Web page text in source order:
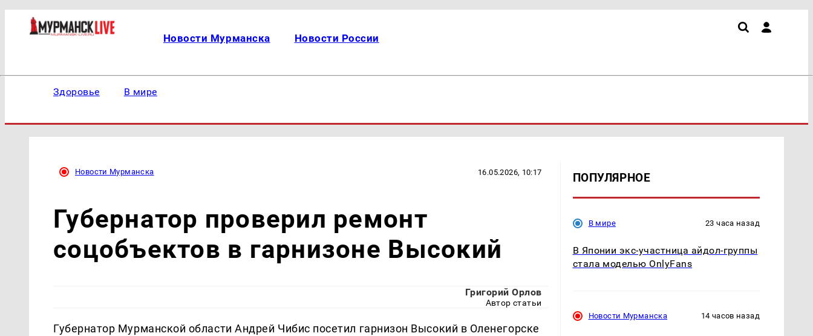
Новости Мурманска Новости России
Здоровье В мире
Новости Мурманска 16.05.2026, 10:17
Губернатор проверил ремонт
соцобъектов в гарнизоне Высокий
Григорий Орлов
Автор статьи
Губернатор Мурманской области Андрей Чибис посетил гарнизон Высокий в Оленегорске
ПОПУЛЯРНОЕ
В мире 23 часа назад
В Японии экс-участница айдол-группы
стала моделью OnlyFans
Новости Мурманска 14 часов назад